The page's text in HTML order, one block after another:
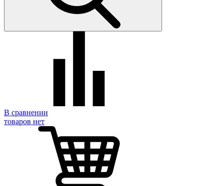
В сравнении
товаров нет